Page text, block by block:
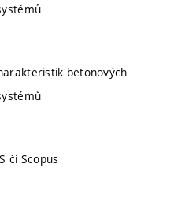
betonových
či Scopus